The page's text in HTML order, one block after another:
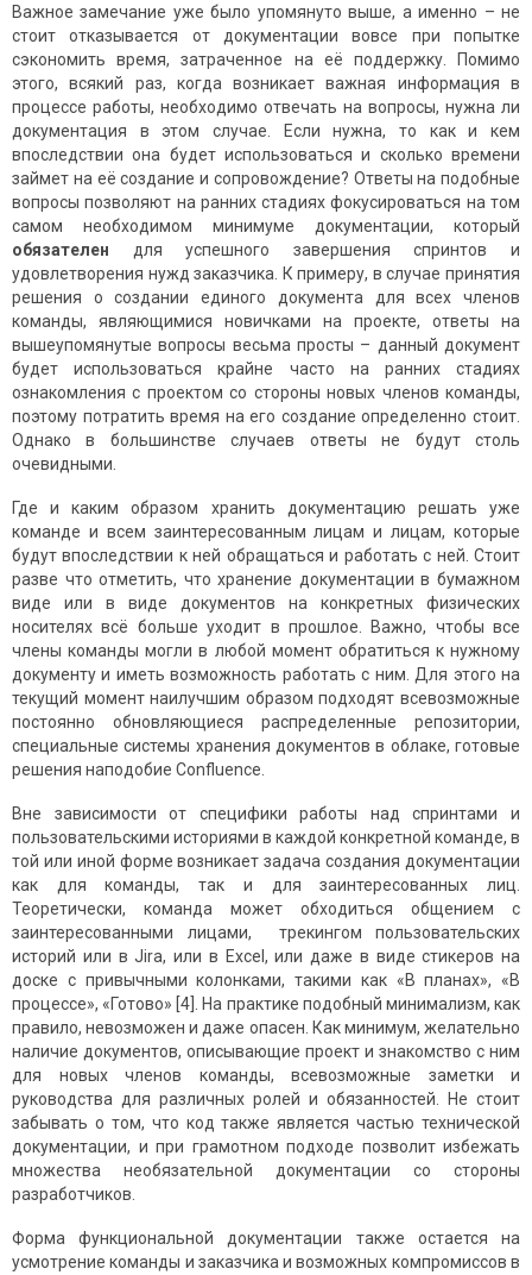
Важное замечание уже было упомянуто выше, а именно – не
стоит отказывается от документации вовсе при попытке
сэкономить время, затраченное на её поддержку. Помимо
этого, всякий раз, когда возникает важная информация в
процессе работы, необходимо отвечать на вопросы, нужна ли
документация в этом случае. Если нужна, то как и кем
впоследствии она будет использоваться и сколько времени
займет на её создание и сопровождение? Ответы на подобные
вопросы позволяют на ранних стадиях фокусироваться на том
самом необходимом минимуме документации, который
обязателен для успешного завершения спринтов и
удовлетворения нужд заказчика. К примеру, в случае принятия
решения о создании единого документа для всех членов
команды, являющимися новичками на проекте, ответы на
вышеупомянутые вопросы весьма просты – данный документ
будет использоваться крайне часто на ранних стадиях
ознакомления с проектом со стороны новых членов команды,
поэтому потратить время на его создание определенно стоит.
Однако в большинстве случаев ответы не будут столь
очевидными.
Где и каким образом хранить документацию решать уже
команде и всем заинтересованным лицам и лицам, которые
будут впоследствии к ней обращаться и работать с ней. Стоит
разве что отметить, что хранение документации в бумажном
виде или в виде документов на конкретных физических
носителях всё больше уходит в прошлое. Важно, чтобы все
члены команды могли в любой момент обратиться к нужному
документу и иметь возможность работать с ним. Для этого на
текущий момент наилучшим образом подходят всевозможные
постоянно обновляющиеся распределенные репозитории,
специальные системы хранения документов в облаке, готовые
решения наподобие Confluence.
Вне зависимости от специфики работы над спринтами и
пользовательскими историями в каждой конкретной команде, в
той или иной форме возникает задача создания документации
как для команды, так и для заинтересованных лиц.
Теоретически, команда может обходиться общением с
заинтересованными лицами, трекингом пользовательских
историй или в Jira, или в Excel, или даже в виде стикеров на
доске с привычными колонками, такими как «В планах», «В
процессе», «Готово» [4]. На практике подобный минимализм, как
правило, невозможен и даже опасен. Как минимум, желательно
наличие документов, описывающие проект и знакомство с ним
для новых членов команды, всевозможные заметки и
руководства для различных ролей и обязанностей. Не стоит
забывать о том, что код также является частью технической
документации, и при грамотном подходе позволит избежать
множества необязательной документации со стороны
разработчиков.
Форма функциональной документации также остается на
усмотрение команды и заказчика и возможных компромиссов в